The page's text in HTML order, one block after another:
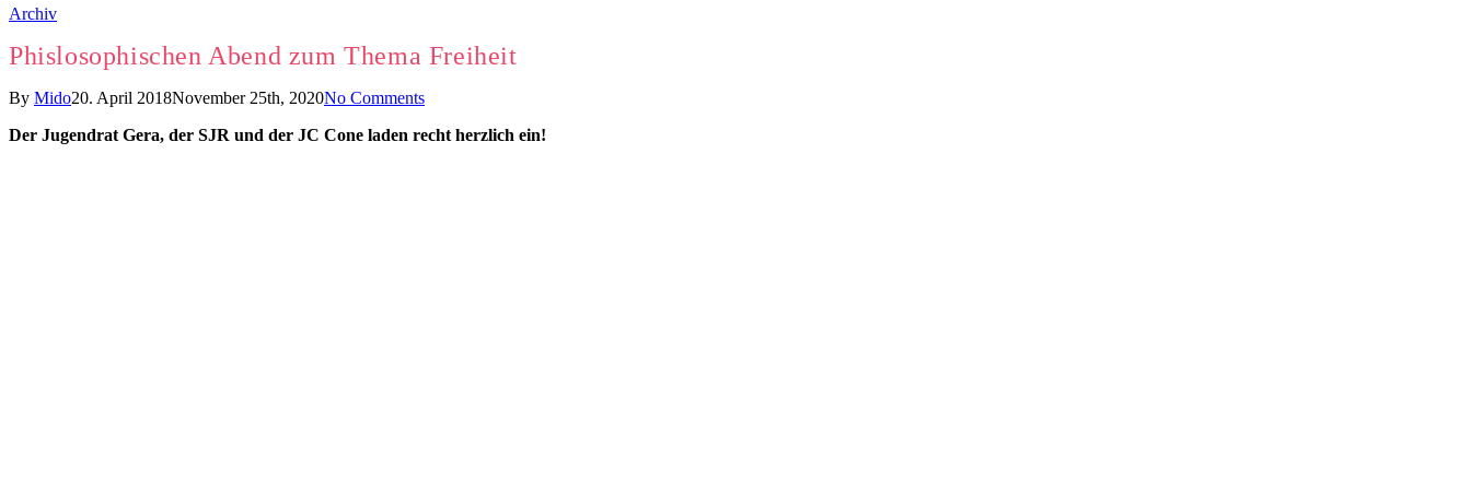
Archiv
Phislosophischen Abend zum Thema Freiheit
By Mido20. April 2018November 25th, 2020No Comments
Der Jugendrat Gera, der SJR und der JC Cone laden recht herzlich ein!